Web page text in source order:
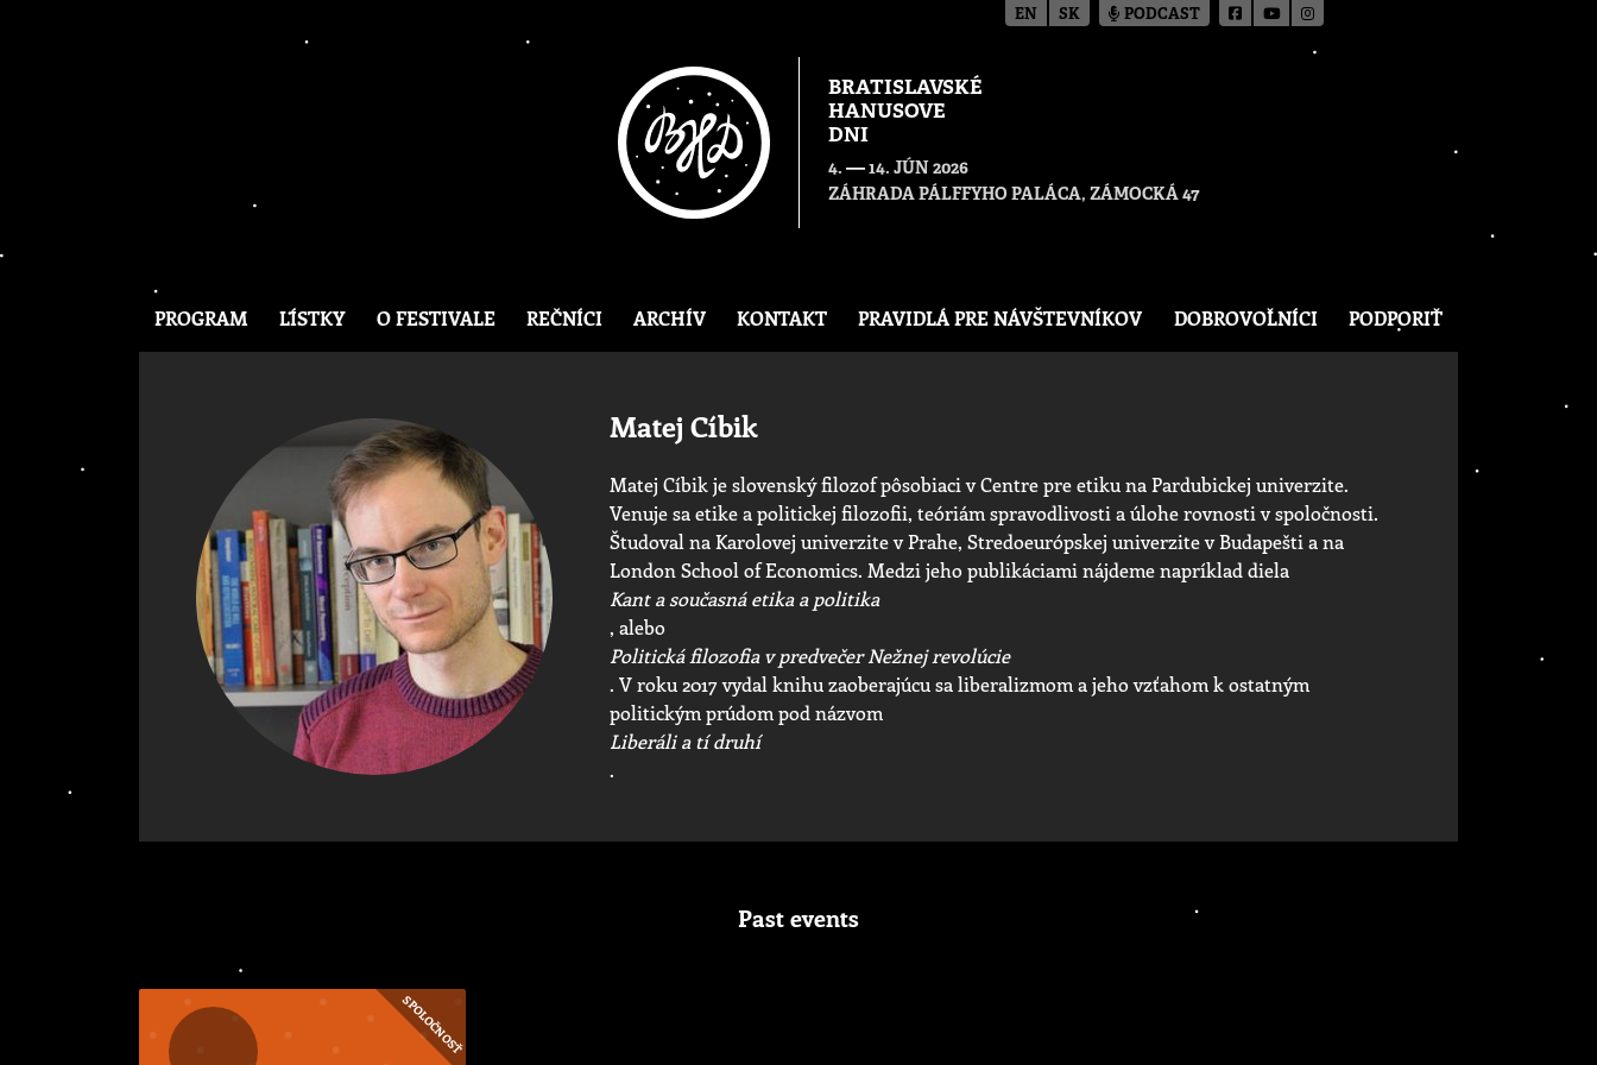
BRATISLAVSKÉ
HANUSOVE
DNI
4. — 14. JÚN 2026
ZÁHRADA PÁLFFYHO PALÁCA, ZÁMOCKÁ 47
PROGRAM LÍSTKY O FESTIVALE REČNÍCI ARCHÍV KONTAKT PRAVIDLÁ PRE NÁVŠTEVNÍKOV DOBROVOĽNÍCI PODPORIŤ
Matej Cíbik
Matej Cíbik je slovenský filozof pôsobiaci v Centre pre etiku na Pardubickej univerzite.
Venuje sa etike a politickej filozofii, teóriám spravodlivosti a úlohe rovnosti v spoločnosti.
Študoval na Karolovej univerzite v Prahe, Stredoeurópskej univerzite v Budapešti a na
London School of Economics. Medzi jeho publikáciami nájdeme napríklad diela
Kant a současná etika a politika
, alebo
Politická filozofia v predvečer Nežnej revolúcie
. V roku 2017 vydal knihu zaoberajúcu sa liberalizmom a jeho vzťahom k ostatným
politickým prúdom pod názvom
Liberáli a tí druhí
.
Past events
SPOLOČNOSŤ
EN SK PODCAST